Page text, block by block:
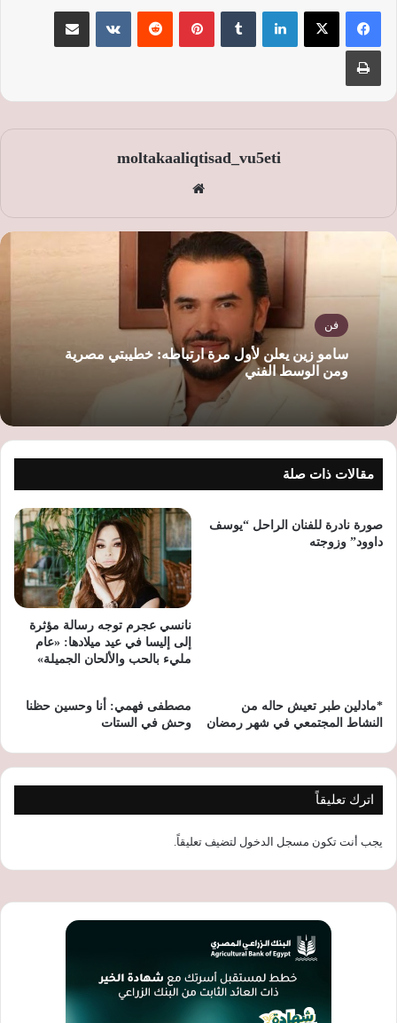
لينكدإن بينتيريست
moltakaaliqtisad_vu5eti
الوي
ب
فن
سامو زين يعلن لأول مرة ارتباطه: خطيبتي مصرية
ومن الوسط الفني
مقالات ذات صلة
صورة نادرة للفنان الراحل “يوسف
داوود” وزوجته
نانسي عجرم توجه رسالة مؤثرة
إلى إليسا في عيد ميلادها: «عام
مليء بالحب والألحان الجميلة»
*مادلين طبر تعيش حاله من
النشاط المجتمعي في شهر رمضان
مصطفى فهمي: أنا وحسين حظنا
وحش في الستات
اترك تعليقاً
يجب أنت تكون مسجل الدخول لتضيف تعليقاً.